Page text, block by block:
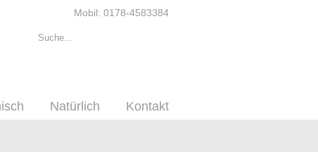
Mobil: 0178-4583384
Natürlich Kontakt